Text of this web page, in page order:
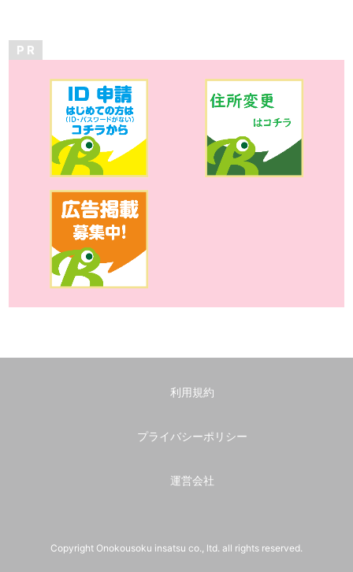
P R
利用規約
プライバシーポリシー
運営会社
Copyright Onokousoku insatsu co., ltd. all rights reserved.